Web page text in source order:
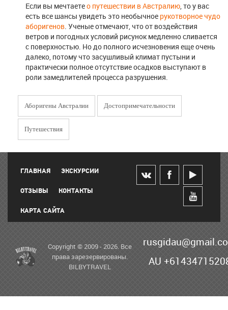
Если вы мечтаетео путешествии в Австралию , то у вас
есть все шансы увидеть это необычное рукотворное чудо
аборигенов . Ученые отмечают, что от воздействия
ветров и погодных условий рисунок медленно сливается
с поверхностью. Но до полного исчезновения еще очень
далеко, потому что засушливый климат пустыни и
практически полное отсутствие осадков выступают в
роли замедлителей процесса разрушения.
Аборигены Австралии Достопримечательности
Путешествия
ГЛАВНАЯ ЭКСКУРСИИ
ОТЗЫВЫ КОНТАКТЫ
КАРТА САЙТА
Copyright © 2009 - 2026. Все
права зарезервированы.
BILBYTRAVEL
AU